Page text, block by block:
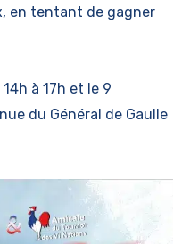
en tentant de gagner
à 17h et le 9
du Général de Gaulle